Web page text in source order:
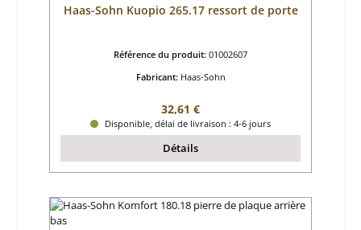
Haas-Sohn Kuopio 265.17 ressort de porte
Référence du produit: 01002607
Fabricant: Haas-Sohn
Prix régulier :
32,61 €
Disponible, délai de livraison : 4-6 jours
Détails